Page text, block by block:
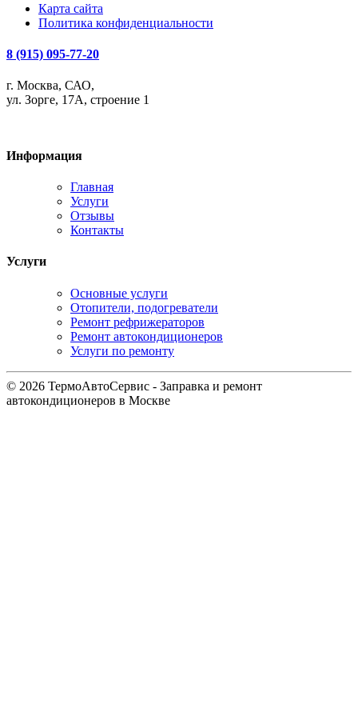
Карта сайта
Политика конфиденциальности
8 (915) 095-77-20
г. Москва, САО,
ул. Зорге, 17А, строение 1
Информация
Главная
Услуги
Отзывы
Контакты
Услуги
Основные услуги
Отопители, подогреватели
Ремонт рефрижераторов
Ремонт автокондиционеров
Услуги по ремонту
© 2026 ТермоАвтоСервис - Заправка и ремонт
автокондиционеров в Москве